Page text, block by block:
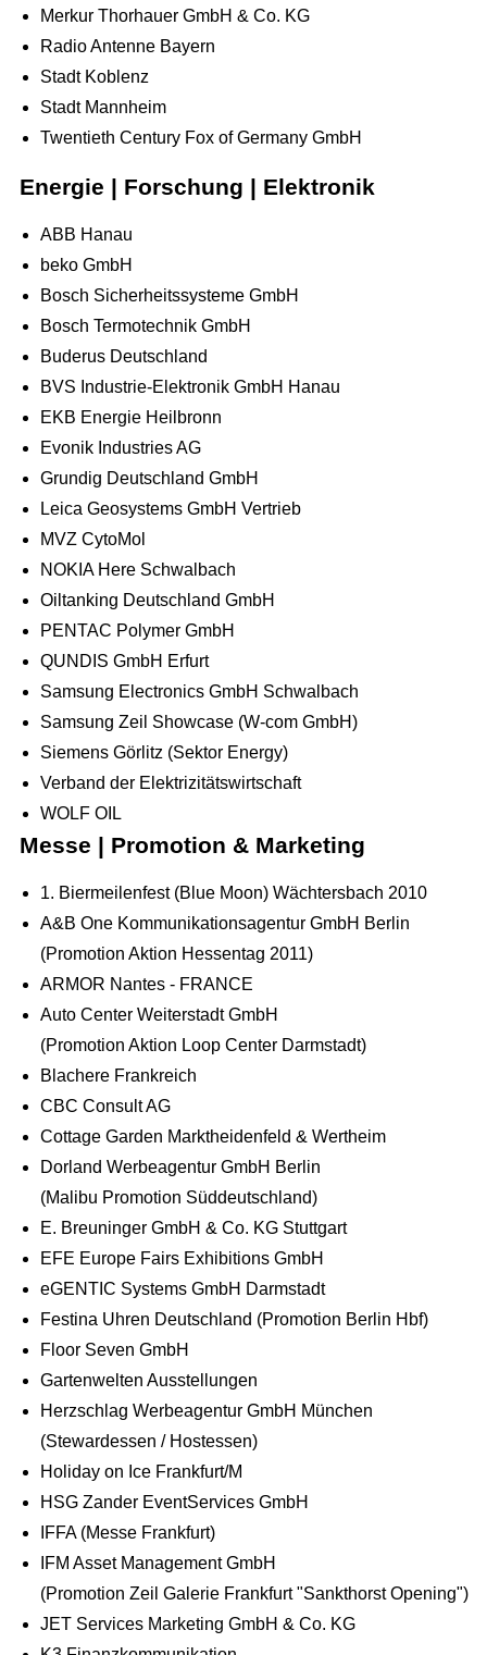
Locations
Eventausstattung
Catering
Dekoration
Wir planen Ihr Event
Exhibition Events
Public Events
Weihnachtsfeier
Familienfeiern
DJ Booking
Marketing
Events & Marketing
Eventmarketing
Videoproduktion
Advertising
Internetmarketing
LED Outdoor Werbung
Plakatwerbung
Über uns
Die Agentur
Konzeption
Kontakt / Anfrage
Stellenangebote
Richtungsweisend
Newsletter
Merkur Thorhauer GmbH & Co. KG
Radio Antenne Bayern
Stadt Koblenz
Stadt Mannheim
Twentieth Century Fox of Germany GmbH
Energie | Forschung | Elektronik
ABB Hanau
beko GmbH
Bosch Sicherheitssysteme GmbH
Bosch Termotechnik GmbH
Buderus Deutschland
BVS Industrie-Elektronik GmbH Hanau
EKB Energie Heilbronn
Evonik Industries AG
Grundig Deutschland GmbH
Leica Geosystems GmbH Vertrieb
MVZ CytoMol
NOKIA Here Schwalbach
Oiltanking Deutschland GmbH
PENTAC Polymer GmbH
QUNDIS GmbH Erfurt
Samsung Electronics GmbH Schwalbach
Samsung Zeil Showcase (W-com GmbH)
Siemens Görlitz (Sektor Energy)
Verband der Elektrizitätswirtschaft
WOLF OIL
Messe | Promotion & Marketing
1. Biermeilenfest (Blue Moon) Wächtersbach 2010
A&B One Kommunikationsagentur GmbH Berlin
(Promotion Aktion Hessentag 2011)
ARMOR Nantes - FRANCE
Auto Center Weiterstadt GmbH
(Promotion Aktion Loop Center Darmstadt)
Blachere Frankreich
CBC Consult AG
Cottage Garden Marktheidenfeld & Wertheim
Dorland Werbeagentur GmbH Berlin
(Malibu Promotion Süddeutschland)
E. Breuninger GmbH & Co. KG Stuttgart
EFE Europe Fairs Exhibitions GmbH
eGENTIC Systems GmbH Darmstadt
Festina Uhren Deutschland (Promotion Berlin Hbf)
Floor Seven GmbH
Gartenwelten Ausstellungen
Herzschlag Werbeagentur GmbH München
(Stewardessen / Hostessen)
Holiday on Ice Frankfurt/M
HSG Zander EventServices GmbH
IFFA (Messe Frankfurt)
IFM Asset Management GmbH
(Promotion Zeil Galerie Frankfurt "Sankthorst Opening")
JET Services Marketing GmbH & Co. KG